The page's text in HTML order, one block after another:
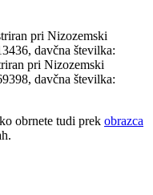
pri Nizozemski
davčna številka:
pri Nizozemski
davčna številka:
obrnete tudi prek obrazca